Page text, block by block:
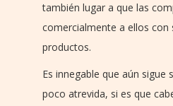
también lugar a que las
comercialmente a ellos con
productos.
Es innegable que aún sigue
poco atrevida, si es que